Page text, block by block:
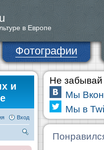
в Европе
Фотографии
и
Вход
Не забывай
Мы
Мы в